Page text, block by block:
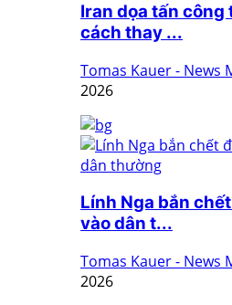
Iran dọa tấn công
cách thay ...
Tomas Kauer - News
2026
Lính Nga bắn
vào dân t...
Tomas Kauer - News
2026